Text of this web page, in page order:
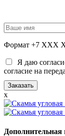
Формат +7 XXX
Я даю
согласие на
x